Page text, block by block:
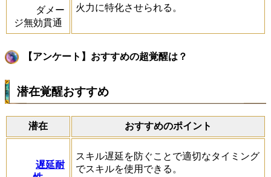
ダメー
ジ無効貫通
火力に特化させられる。
【アンケート】おすすめの超覚醒は？
潜在覚醒おすすめ
潜在 おすすめのポイント
遅延耐
スキル遅延を防ぐことで適切なタイミング
でスキルを使用できる。